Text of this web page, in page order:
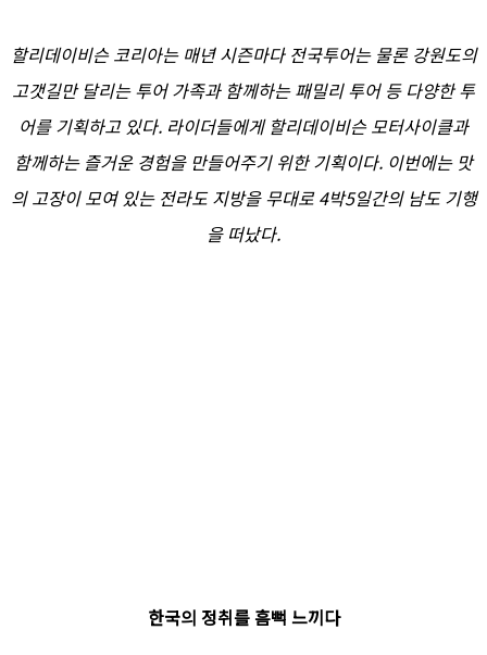
할리데이비슨 코리아는 매년 시즌마다 전국투어는 물론 강원도의
고갯길만 달리는 투어 가족과 함께하는 패밀리 투어 등 다양한 투
어를 기획하고 있다. 라이더들에게 할리데이비슨 모터사이클과
함께하는 즐거운 경험을 만들어주기 위한 기획이다. 이번에는 맛
의 고장이 모여 있는 전라도 지방을 무대로 4박5일간의 남도 기행
을 떠났다.
한국의 정취를 흠뻑 느끼다